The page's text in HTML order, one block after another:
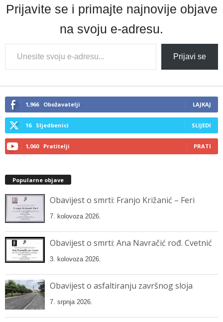
Prijavite se i primajte najnovije objave
na svoju e-adresu.
Type
your
email…
Prijavi se
1,966 Obožavatelji LAJKAJ
16 Sljedbenici SLIJEDI
1,060 Pratitelji PRATI
Popularne objave
Obavijest o smrti: Franjo Križanić – Feri
7. kolovoza 2026.
Obavijest o smrti: Ana Navračić rođ. Cvetnić
3. kolovoza 2026.
Obavijest o asfaltiranju završnog sloja
7. srpnja 2026.